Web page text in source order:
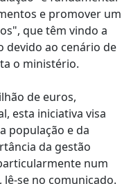
e promover um
que têm vindo a
devido ao cenário de
o ministério.
de euros,
esta iniciativa visa
população e da
da gestão
num
lê-se no comunicado.